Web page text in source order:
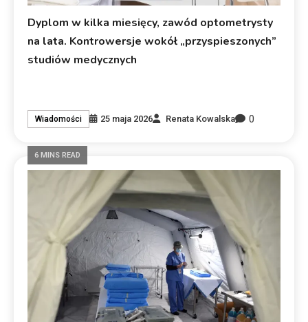
Dyplom w kilka miesięcy, zawód optometrysty
na lata. Kontrowersje wokół „przyspieszonych”
studiów medycznych
Wiadomości 25 maja 2026 Renata Kowalska 0
6 MINS READ